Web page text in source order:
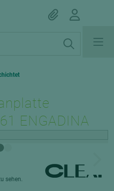
ENGADINA
sehen.